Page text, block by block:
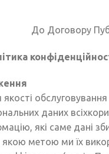
До Договору
обслуговування
даних
які саме дані
якою метою ми їх